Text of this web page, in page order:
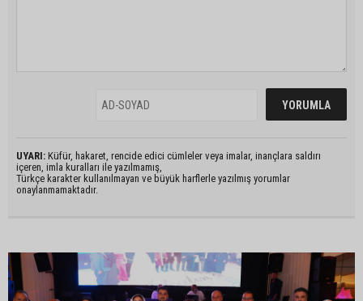
UYARI: Küfür, hakaret, rencide edici cümleler veya imalar, inançlara saldırı
içeren, imla kuralları ile yazılmamış,
Türkçe karakter kullanılmayan ve büyük harflerle yazılmış yorumlar
onaylanmamaktadır.